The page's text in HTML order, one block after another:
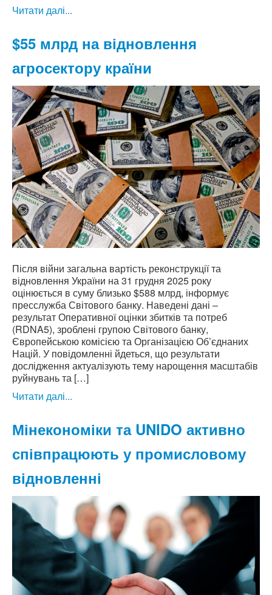
Читати далі...
$55 млрд на відновлення
агросектору країни
Після війни загальна вартість реконструкції та
відновлення України на 31 грудня 2025 року
оцінюється в суму близько $588 млрд, інформує
пресслужба Світового банку. Наведені дані –
результат Оперативної оцінки збитків та потреб
(RDNA5), зроблені групою Світового банку,
Європейською комісією та Організацією Об’єднаних
Націй. У повідомленні йдеться, що результати
дослідження актуалізують тему нарощення масштабів
руйнувань та […]
Читати далі...
Мінекономіки та UNIDO активно
співпрацюють у промисловому
відновленні